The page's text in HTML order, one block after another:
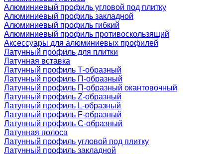
Алюминиевый профиль угловой под плитку
Алюминиевый профиль закладной
Алюминиевый профиль гибкий
Алюминиевый профиль противоскользящий
Аксессуары для алюминиевых профилей
Латунный профиль для плитки
Латунная вставка
Латунный профиль Т-образный
Латунный профиль П-образный
Латунный профиль П-образный окантовочный
Латунный профиль Z-образный
Латунный профиль L-образный
Латунный профиль F-образный
Латунный профиль C-образный
Латунная полоса
Латунный профиль угловой под плитку
Латунный профиль закладной